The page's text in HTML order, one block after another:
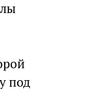
под